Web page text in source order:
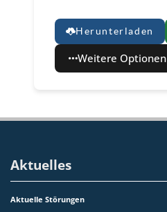
Herunterladen
Weitere Optionen
Aktuelles
Aktuelle Störungen